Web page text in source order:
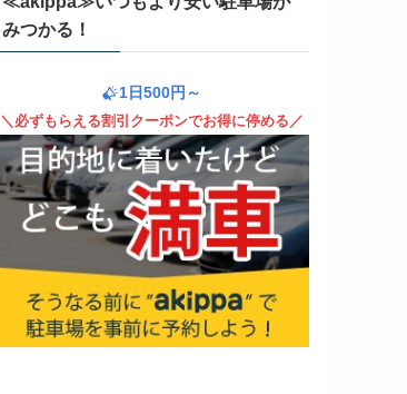
みつかる！
1日500円～
＼必ずもらえる割引クーポンでお得に停める／